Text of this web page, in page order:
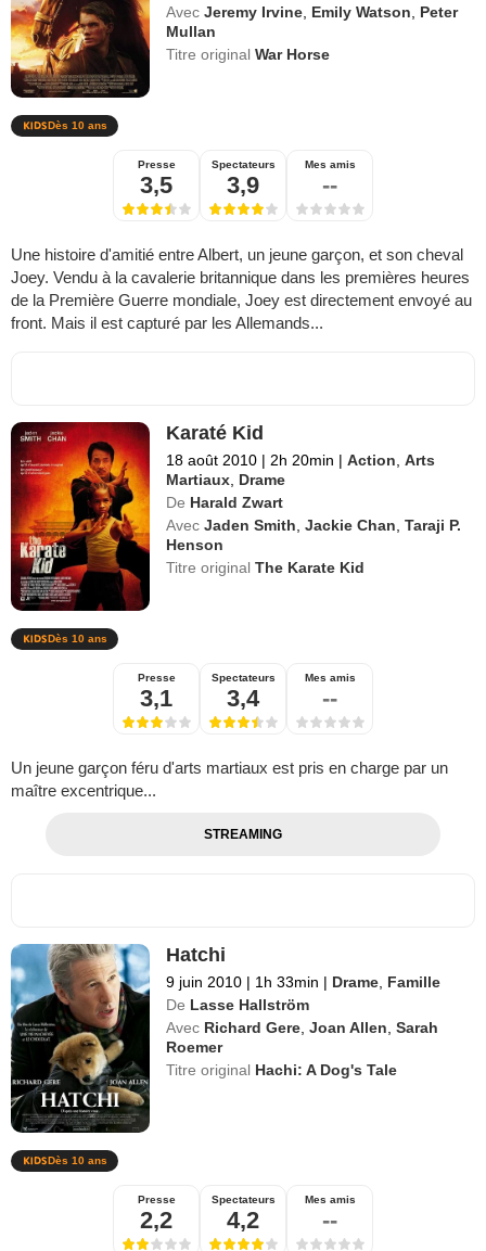
Avec Jeremy Irvine Emily Watson
Peter
Mullan
Titre originalWar Horse
Dès 10 ans
Presse
3,5
Spectateurs
3,9
Mes amis
--
Une histoire d'amitié entre Albert, un jeune garçon, et son cheval
Joey. Vendu à la cavalerie britannique dans les premières heures
de la Première Guerre mondiale, Joey est directement envoyé au
front. Mais il est capturé par les Allemands...
Karaté Kid
18 août 2010 | 2h 20min | Action ,Arts
Martiaux Drame
De Harald Zwart
Avec Jaden Smith ,Jackie Chan ,Taraji P.
Henson
Titre originalThe Karate Kid
Dès 10 ans
Presse
3,1
Spectateurs
3,4
Mes amis
--
Un jeune garçon féru d'arts martiaux est pris en charge par un
maître excentrique...
STREAMING
Hatchi
9 juin 2010 | 1h 33min | Drame Famille
De Lasse Hallström
Avec Richard Gere ,Joan Allen ,Sarah
Roemer
Titre original Hachi: A Dog's Tale
Dès 10 ans
Presse
2,2
Spectateurs
4,2
Mes amis
--